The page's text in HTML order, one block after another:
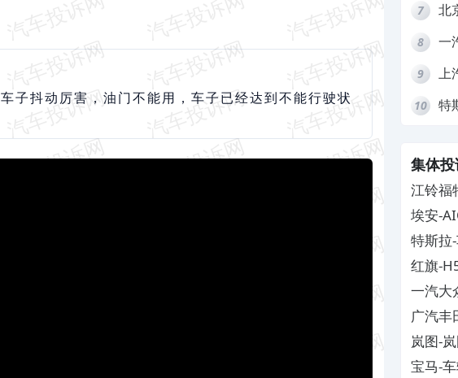
子抖动厉害，油门不能用，车子已经达到不能行驶状
7
北
8
一
9
上
10 特
集体
江铃福
埃安-
特斯拉
红旗-
一汽大
广汽丰
磁
岚图-
置与功
宝马-